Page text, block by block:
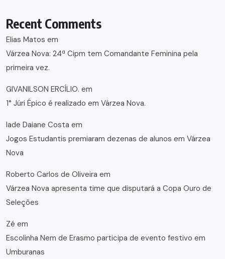
Recent Comments
Elias Matos em
Várzea Nova: 24ª Cipm tem Comandante Feminina pela
primeira vez.
GIVANILSON ERCÍLIO. em
1° Júri Épico é realizado em Várzea Nova.
lade Daiane Costa em
Jogos Estudantis premiaram dezenas de alunos em Várzea
Nova
Roberto Carlos de Oliveira em
Várzea Nova apresenta time que disputará a Copa Ouro de
Seleções
Zé em
Escolinha Nem de Erasmo participa de evento festivo em
Umburanas